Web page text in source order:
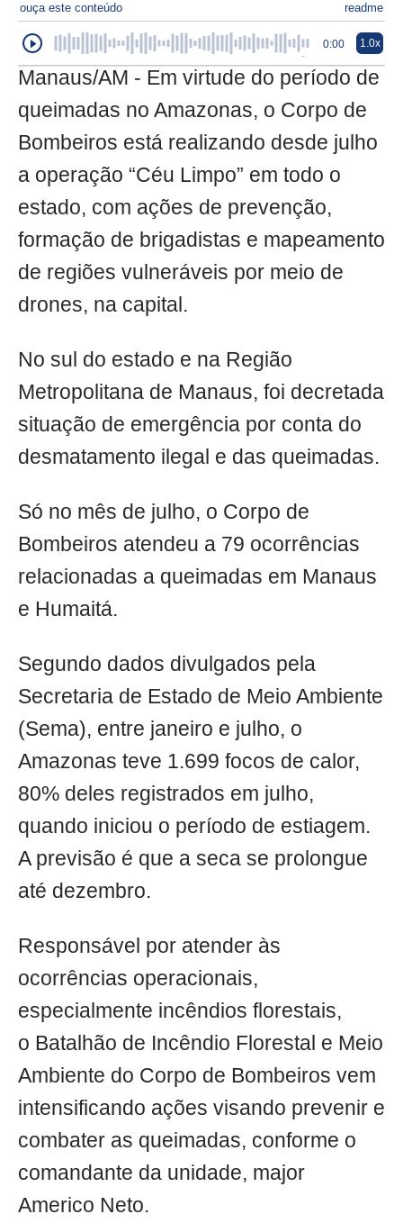
ouça este conteúdo readme
0:00 1.0x
Manaus/AM - Em virtude do período de
queimadas no Amazonas, o Corpo de
Bombeiros está realizando desde julho
a operação “Céu Limpo” em todo o
estado, com ações de prevenção,
formação de brigadistas e mapeamento
de regiões vulneráveis por meio de
drones, na capital.
No sul do estado e na Região
Metropolitana de Manaus, foi decretada
situação de emergência por conta do
desmatamento ilegal e das queimadas.
Só no mês de julho, o Corpo de
Bombeiros atendeu a 79 ocorrências
relacionadas a queimadas em Manaus
e Humaitá.
Segundo dados divulgados pela
Secretaria de Estado de Meio Ambiente
(Sema), entre janeiro e julho, o
Amazonas teve 1.699 focos de calor,
80% deles registrados em julho,
quando iniciou o período de estiagem.
A previsão é que a seca se prolongue
até dezembro.
Responsável por atender às
ocorrências operacionais,
especialmente incêndios florestais,
o Batalhão de Incêndio Florestal e Meio
Ambiente do Corpo de Bombeiros vem
intensificando ações visando prevenir e
combater as queimadas, conforme o
comandante da unidade, major
Americo Neto.